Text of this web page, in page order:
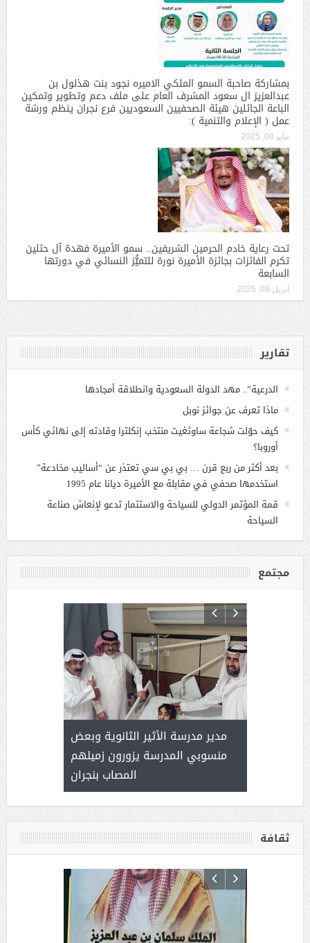
بمشاركة صاحبة السمو الملكي الاميره نجود بنت هذلول بن
عبدالعزيز ال سعود المشرف العام على ملف دعم وتطوير وتمكين
الباعة الجائلين هيئة الصحفيين السعوديين فرع نجران ينظم ورشة
عمل ( الإعلام والتنمية ):
مايو 08, 2025
تحت رعاية خادم الحرمين الشريفين.. سمو الأميرة فهدة آل حثلين
تكرم الفائزات بجائزة الأميرة نورة للتميُّز النسائي في دورتها
السابعة
أبريل 09, 2025
تقارير
الدرعية”.. مهد الدولة السعودية وانطلاقة أمجادها
ماذا تعرف عن جوائز نوبل
كيف حوّلت شجاعة ساوثغيت منتخب إنكلترا وقادته إلى نهائي كأس
أوروبا؟
بعد أكثر من ربع قرن … بي بي سي تعتذر عن “أساليب مخادعة”
استخدمها صحفي في مقابلة مع الأميرة ديانا عام 1995
قمة المؤتمر الدولي للسياحة والاستثمار تدعو لإنعاش صناعة
السياحة
مجتمع
( محمد
مدير مدرسة الأثير الثانوية وبعض
منسوبي المدرسة يزورون زميلهم
المصاب بنجران
ثقافة